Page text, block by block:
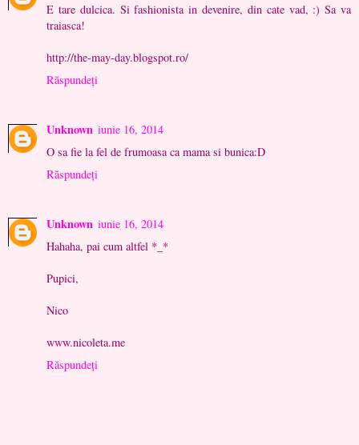
E tare dulcica. Si fashionista in devenire, din cate vad, :) Sa va
traiasca!
http://the-may-day.blogspot.ro/
Răspundeți
Unknown iunie 16, 2014
O sa fie la fel de frumoasa ca mama si bunica:D
Răspundeți
Unknown iunie 16, 2014
Hahaha, pai cum altfel *_*
Pupici,
Nico
www.nicoleta.me
Răspundeți